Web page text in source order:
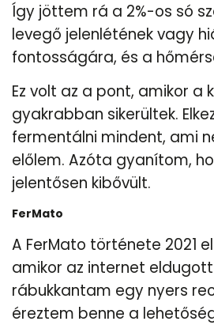
Így jöttem rá a 2%-os só
levegő jelenlétének vagy
fontosságára, és a
Ez volt az a pont, amikor a
gyakrabban sikerültek.
fermentálni mindent, ami
előlem. Azóta gyanítom,
jelentősen kibővült.
FerMato
A FerMato története 2021
amikor az internet
rábukkantam egy nyers
éreztem benne a